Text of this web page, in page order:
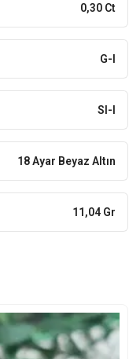
0,30 Ct
G-I
SI-I
18 Ayar Beyaz Altın
11,04 Gr